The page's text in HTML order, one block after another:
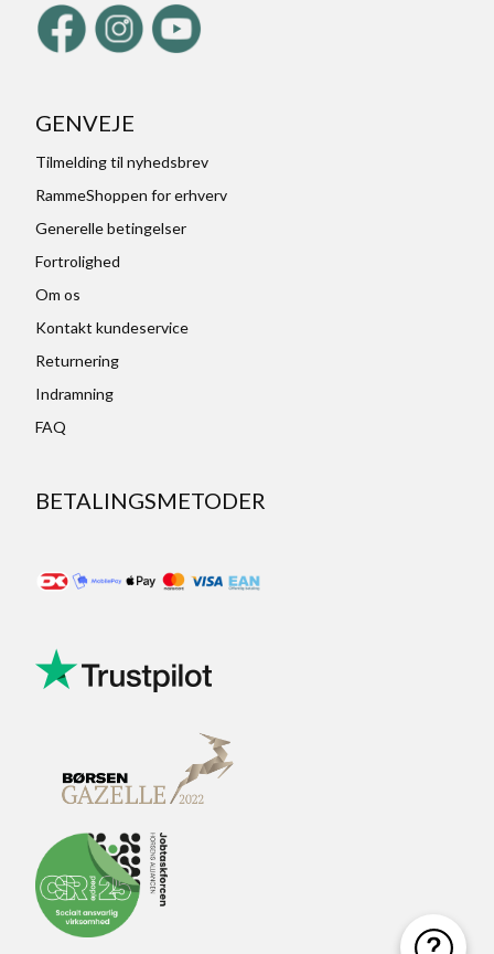
GENVEJE
Tilmelding til nyhedsbrev
RammeShoppen for erhverv
Generelle betingelser
Fortrolighed
Om os
Kontakt kundeservice
Returnering
Indramning
FAQ
BETALINGSMETODER